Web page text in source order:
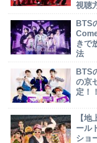
視聴
BTS
きで
法
BTS
の京
定！
【
ール
ショ